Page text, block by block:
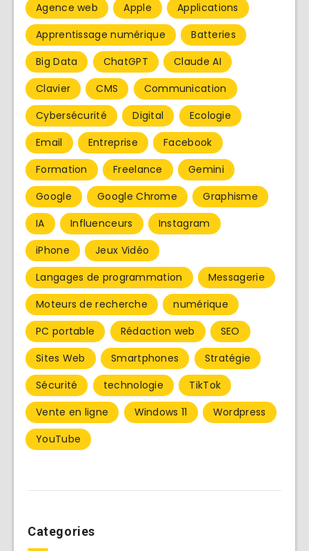
Agence web Apple
Applications
Apprentissage numérique
Batteries
Big Data
ChatGPT
Claude AI
Clavier
CMS
Communication
Cybersécurité
Digital
Ecologie
Email
Entreprise
Facebook
Formation
Freelance
Gemini
Google
Google Chrome
Graphisme
IA
Influenceurs
Instagram
iPhone
Jeux Vidéo
Langages de programmation
Messagerie
Moteurs de recherche
numérique
PC portable
Rédaction web
SEO
Sites Web
Smartphones
Stratégie
Sécurité
technologie
TikTok
Vente en ligne
Windows 11
Wordpress
YouTube
Categories